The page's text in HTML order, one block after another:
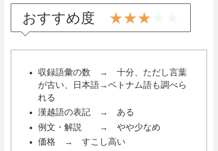
おすすめ度 ★★★
収録語彙の数 → 十分、ただし言葉
が古い、日本語→ベトナム語も調べら
れる
漢越語の表記 → ある
例文・解説 → やや少なめ
価格 → すこし高い